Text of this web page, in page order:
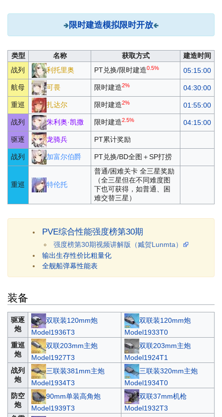
🢂限时建造模拟限时开放🢀
类型 名称 获取方式
建造时间
战列
利托里奥 PT兑换/限时建造0.5% 05:15:00
航母 可畏 限时建造2% 04:30:00
重巡 扎达尔 限时建造2% 01:55:00
战列 朱利奥·凯撒 限时建造2.5% 04:15:00
驱逐 龙骑兵 PT累计奖励
战列 加富尔伯爵 PT兑换/BD全图＋SP打捞
重巡 特伦托
普通/困难关卡 全三星奖励
（全三星但在不同难度图
下也可获得，如普通、困
难交替三星）
PVE综合性能强度榜第30期
强度榜第30期视频讲解版（臧贺Lunmta）
输出生存性价比粗量化
全舰船弹幕性能表
装备
驱逐
炮
双联装120mm炮
Model1936T3
双联装120mm炮
Model1933T0
重巡
炮
双联203mm主炮
Model1927T3
双联203mm主炮
Model1924T1
战列
炮
三联装381mm主炮
Model1934T3
三联装320mm主炮
Model1934T0
防空
炮
90mm单装高角炮
Model1939T3
双联37mm机枪
Model1932T3